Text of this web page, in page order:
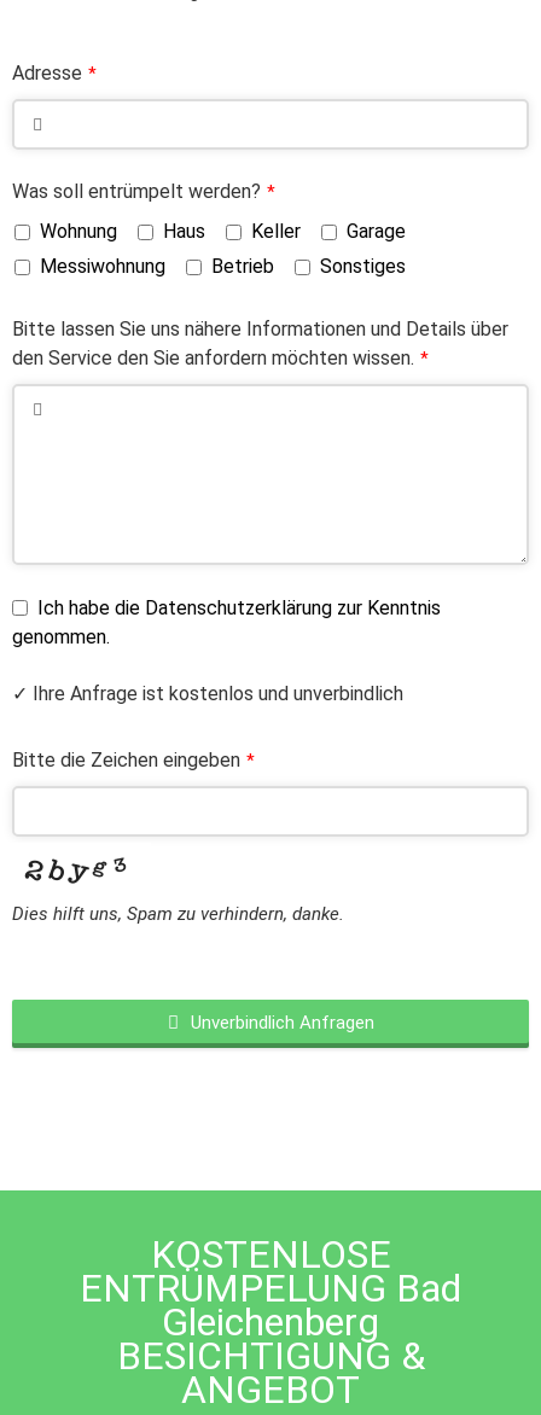
Adresse *
Was soll entrümpelt werden? *
Wohnung Haus Keller
Garage
Messiwohnung
Betrieb Sonstiges
Bitte lassen Sie uns nähere Informationen und Details über
den Service den Sie anfordern möchten wissen. *
Ich habe die Datenschutzerklärung zur Kenntnis
genommen.
✓ Ihre Anfrage ist kostenlos und unverbindlich
Bitte die Zeichen eingeben *
Dies hilft uns, Spam zu verhindern, danke.
Unverbindlich Anfragen
left
KOSTENLOSE
ENTRÜMPELUNG Bad
Gleichenberg
BESICHTIGUNG &
ANGEBOT